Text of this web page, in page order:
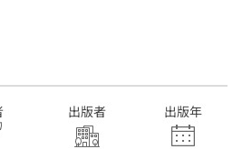
出版者 出版年